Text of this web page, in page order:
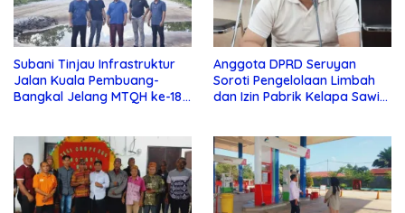
Subani Tinjau Infrastruktur
Jalan Kuala Pembuang-
Bangkal Jelang MTQH ke-18
Anggota DPRD Seruyan
Soroti Pengelolaan Limbah
dan Izin Pabrik Kelapa Sawit